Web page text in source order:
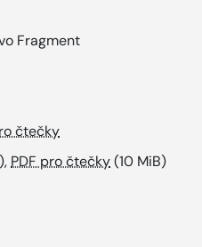
Fragment
čtečky
PDF pro čtečky(10 MiB)